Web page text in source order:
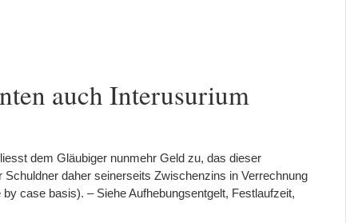
auch Interusurium
dem Gläubiger nunmehr Geld zu, das dieser
daher seinerseits Zwischenzins in Verrechnung
case basis). – Siehe Aufhebungsentgelt, Festlaufzeit,